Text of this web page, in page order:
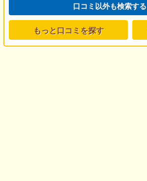
口コミ以外も検索する
もっと口コミを探す